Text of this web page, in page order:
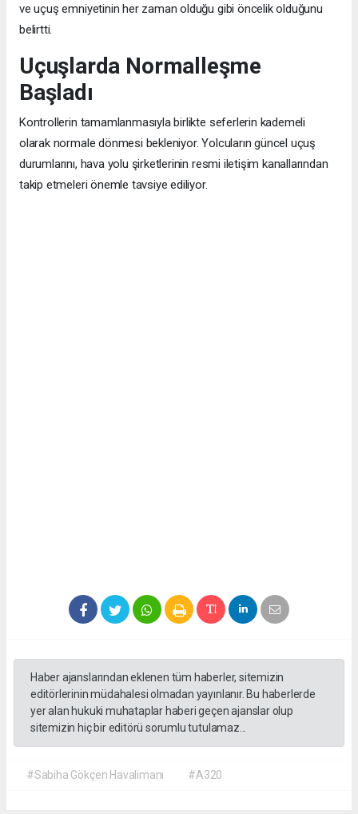
ve uçuş emniyetinin her zaman olduğu gibi öncelik olduğunu
belirtti.
Uçuşlarda Normalleşme
Başladı
Kontrollerin tamamlanmasıyla birlikte seferlerin kademeli
olarak normale dönmesi bekleniyor. Yolcuların güncel uçuş
durumlarını, hava yolu şirketlerinin resmi iletişim kanallarından
takip etmeleri önemle tavsiye ediliyor.
Haber ajanslarından eklenen tüm haberler, sitemizin
editörlerinin müdahalesi olmadan yayınlanır. Bu haberlerde
yer alan hukuki muhataplar haberi geçen ajanslar olup
sitemizin hiç bir editörü sorumlu tutulamaz...
#Sabiha Gökçen Havalimanı #A320